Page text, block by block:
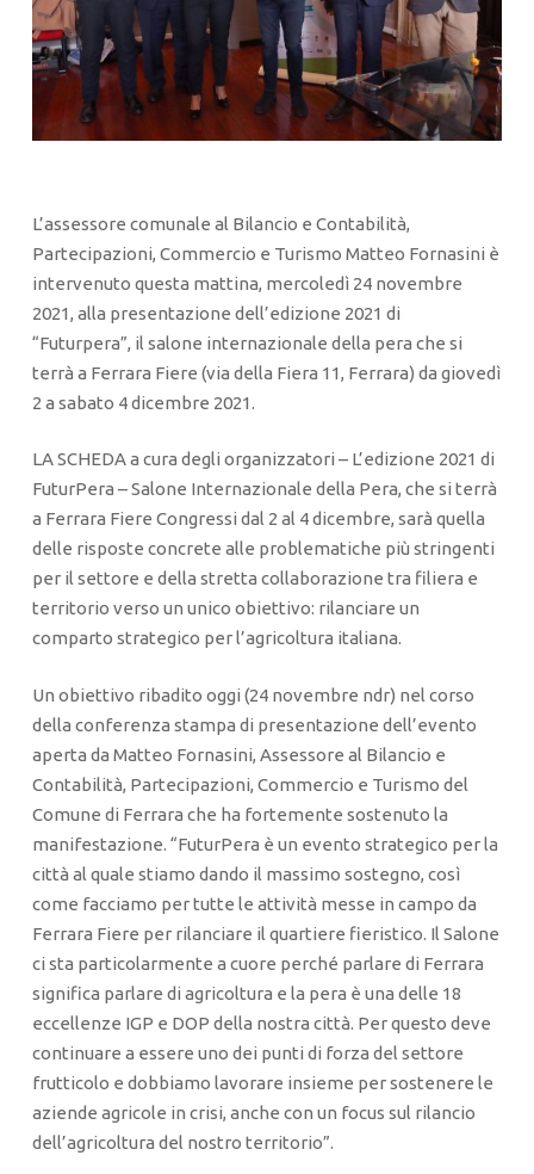
L’assessore comunale al Bilancio e Contabilità,
Partecipazioni, Commercio e Turismo Matteo Fornasini è
intervenuto questa mattina, mercoledì 24 novembre
2021, alla presentazione dell’edizione 2021 di
“Futurpera”, il salone internazionale della pera che si
terrà a Ferrara Fiere (via della Fiera 11, Ferrara) da giovedì
2 a sabato 4 dicembre 2021.
LA SCHEDA a cura degli organizzatori – L’edizione 2021 di
FuturPera – Salone Internazionale della Pera, che si terrà
a Ferrara Fiere Congressi dal 2 al 4 dicembre, sarà quella
delle risposte concrete alle problematiche più stringenti
per il settore e della stretta collaborazione tra filiera e
territorio verso un unico obiettivo: rilanciare un
comparto strategico per l’agricoltura italiana.
Un obiettivo ribadito oggi (24 novembre ndr) nel corso
della conferenza stampa di presentazione dell’evento
aperta da Matteo Fornasini, Assessore al Bilancio e
Contabilità, Partecipazioni, Commercio e Turismo del
Comune di Ferrara che ha fortemente sostenuto la
manifestazione. “FuturPera è un evento strategico per la
città al quale stiamo dando il massimo sostegno, così
come facciamo per tutte le attività messe in campo da
Ferrara Fiere per rilanciare il quartiere fieristico. Il Salone
ci sta particolarmente a cuore perché parlare di Ferrara
significa parlare di agricoltura e la pera è una delle 18
eccellenze IGP e DOP della nostra città. Per questo deve
continuare a essere uno dei punti di forza del settore
frutticolo e dobbiamo lavorare insieme per sostenere le
aziende agricole in crisi, anche con un focus sul rilancio
dell’agricoltura del nostro territorio”.